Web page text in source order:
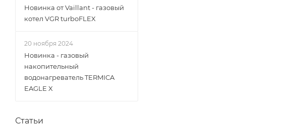
Новинка от Vaillant - газовый
котел VGR turboFLEX
20 ноября 2024
Новинка - газовый
накопительный
водонагреватель TERMICA
EAGLE X
Статьи